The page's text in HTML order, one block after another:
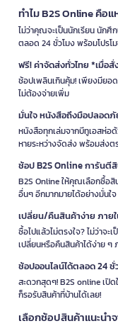
ทำไม B2S Online คื
ไม่ว่าคุณจะเป็นนักเรียน นัก
ตลอด 24 ชั่วโมง พร้อมโปรโ
ฟรี! ค่าจัดส่งทั่วไทย *เมื่อ
ช้อปเพลินเกินคุ้ม! เพียงมีย
ไม่ต้องจ่ายเพิ่ม
มั่นใจ หนังสือถึงมือปลอด
หนังสือทุกเล่มจากบีทูเอสห่อ
หายระหว่างจัดส่ง พร้อมส่
ช้อป B2S Online การันตี
B2S Online ให้คุณเลือกซื้อสิ
อื่นๆ อีกมากมายได้อย่างมั่นใ
เปลี่ยน/คืนสินค้าง่าย ภายใ
ซื้อไปแล้วไม่ตรงใจ? ไม่ว่าจ
เปลี่ยนหรือคืนสินค้าได้ง่าย ๆ
ช้อปออนไลน์ได้ตลอด 24 ชั่
สะดวกสุดๆ! B2S online เปิ
ก็รอรับสินค้าที่บ้านได้เลย!
เลือกช้อปสินค้าแนะนำ